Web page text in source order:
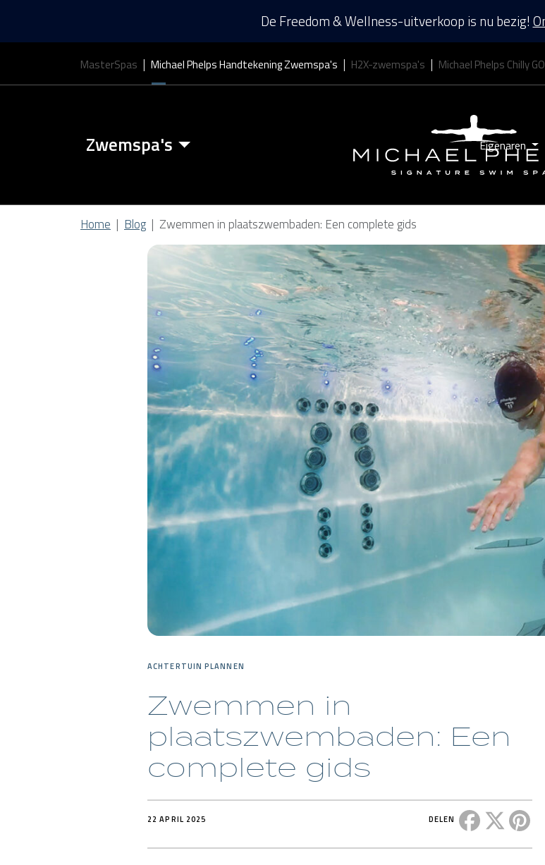
De Freedom & Wellness-uitverkoop is nu bezig!
MasterSpas Michael Phelps Handtekening Zwemspa's H2X-zwemspa's Michael Phelps Chilly
Zwemspa's
Zwemspa Kenmerken
Zwem Spa Covers
MP HANDTEKENING PRO
Eigenaren
Home Blog Zwemmen in plaatszwembaden: Een complete gids
ACHTERTUIN PLANNEN
Zwemmen in
plaatszwembaden: Een
complete gids
22 APRIL 2025 DELEN Deel ditDeel